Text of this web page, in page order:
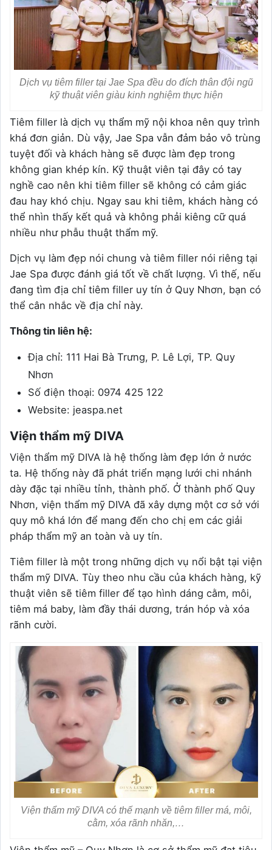
Dịch vụ tiêm filler tại Jae Spa đều do đích thân đội ngũ
kỹ thuật viên giàu kinh nghiệm thực hiện
Tiêm filler là dịch vụ thẩm mỹ nội khoa nên quy trình
khá đơn giản. Dù vậy, Jae Spa vẫn đảm bảo vô trùng
tuyệt đối và khách hàng sẽ được làm đẹp trong
không gian khép kín. Kỹ thuật viên tại đây có tay
nghề cao nên khi tiêm filler sẽ không có cảm giác
đau hay khó chịu. Ngay sau khi tiêm, khách hàng có
thể nhìn thấy kết quả và không phải kiêng cữ quá
nhiều như phẫu thuật thẩm mỹ.
Dịch vụ làm đẹp nói chung và tiêm filler nói riêng tại
Jae Spa được đánh giá tốt về chất lượng. Vì thế, nếu
đang tìm địa chỉ tiêm filler uy tín ở Quy Nhơn, bạn có
thể cân nhắc về địa chỉ này.
Thông tin liên hệ:
Địa chỉ: 111 Hai Bà Trưng, P. Lê Lợi, TP. Quy
Nhơn
Số điện thoại: 0974 425 122
Website: jeaspa.net
Viện thẩm mỹ DIVA
Viện thẩm mỹ DIVA là hệ thống làm đẹp lớn ở nước
ta. Hệ thống này đã phát triển mạng lưới chi nhánh
dày đặc tại nhiều tỉnh, thành phố. Ở thành phố Quy
Nhơn, viện thẩm mỹ DIVA đã xây dựng một cơ sở với
quy mô khá lớn để mang đến cho chị em các giải
pháp thẩm mỹ an toàn và uy tín.
Tiêm filler là một trong những dịch vụ nổi bật tại viện
thẩm mỹ DIVA. Tùy theo nhu cầu của khách hàng, kỹ
thuật viên sẽ tiêm filler để tạo hình dáng cằm, môi,
tiêm má baby, làm đầy thái dương, trán hóp và xóa
rãnh cười.
Viện thẩm mỹ DIVA có thế mạnh về tiêm filler má, môi,
cằm, xóa rãnh nhăn,…